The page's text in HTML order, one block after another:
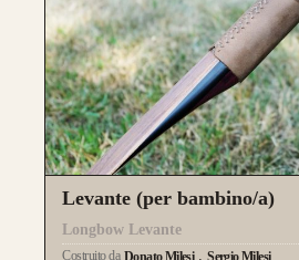
Questo modello si
composizione aTre Lamine
la risposta meccanica è la
l’estetica risulta più pulita.
da 750€
Levante (per bambino/a)
Longbow Levante
Costruito da Donato Milesi
Sergio Milesi